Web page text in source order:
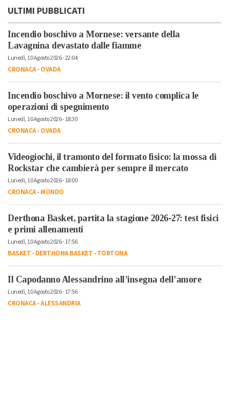
ULTIMI PUBBLICATI
Incendio boschivo a Mornese: versante della
Lavagnina devastato dalle fiamme
Lunedì, 10 Agosto 2026 - 22:04
CRONACA-OVADA
Incendio boschivo a Mornese: il vento complica le
operazioni di spegnimento
Lunedì, 10 Agosto 2026 - 18:30
CRONACA-OVADA
Videogiochi, il tramonto del formato fisico: la mossa di
Rockstar che cambierà per sempre il mercato
Lunedì, 10 Agosto 2026 - 18:00
CRONACA-MONDO
Derthona Basket, partita la stagione 2026-27: test fisici
e primi allenamenti
Lunedì, 10 Agosto 2026 - 17:56
BASKET-DERTHONA BASKET-TORTONA
Il Capodanno Alessandrino all’insegna dell’amore
Lunedì, 10 Agosto 2026 - 17:56
CRONACA-ALESSANDRIA